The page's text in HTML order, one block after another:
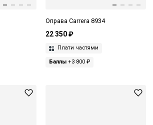
Оправа Carrera 8934
22 350 ₽
Плати частями
Баллы+3 800 ₽